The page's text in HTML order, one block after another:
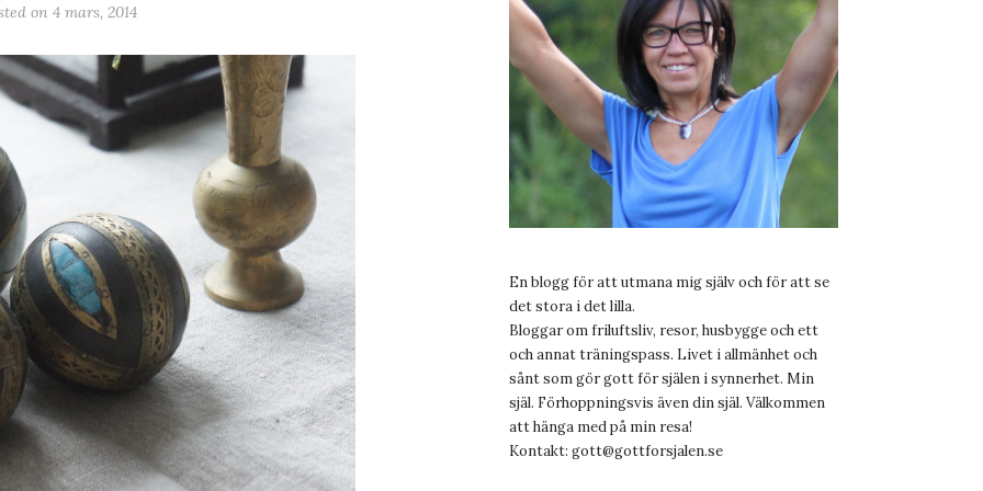
on 4 mars, 2014
En blogg för att utmana mig själv och för att se
det stora i det lilla.
Bloggar om friluftsliv, resor, husbygge och ett
och annat träningspass. Livet i allmänhet och
sånt som gör gott för själen i synnerhet. Min
själ. Förhoppningsvis även din själ. Välkommen
att hänga med på min resa!
Kontakt: gott@gottforsjalen.se